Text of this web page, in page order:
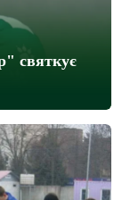
святкує